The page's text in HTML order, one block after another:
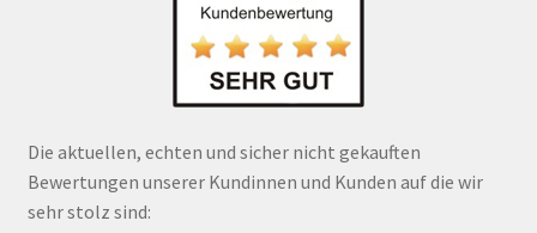
Die aktuellen, echten und sicher nicht gekauften
Bewertungen unserer Kundinnen und Kunden auf die wir
sehr stolz sind: